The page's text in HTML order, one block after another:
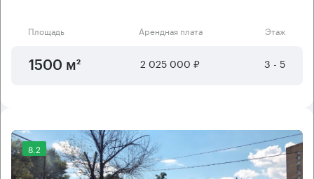
Площадь Арендная плата Этаж
1500 м² 2 025 000 ₽ 3 - 5
8.2